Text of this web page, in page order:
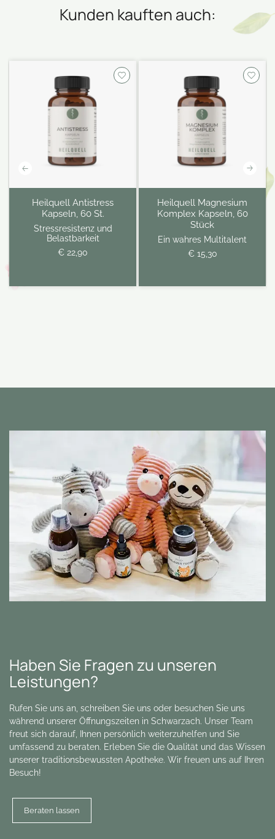
Kunden kauften auch:
Heilquell Antistress
Kapseln, 60 St.
Stressresistenz und
Belastbarkeit
€ 22,90
Heilquell Magnesium
Komplex Kapseln, 60
Stück
Ein wahres Multitalent
€ 15,30
Haben Sie Fragen zu unseren
Leistungen?
Rufen Sie uns an, schreiben Sie uns oder besuchen Sie uns
während unserer Öffnungszeiten in Schwarzach. Unser Team
freut sich darauf, Ihnen persönlich weiterzuhelfen und Sie
umfassend zu beraten. Erleben Sie die Qualität und das Wissen
unserer traditionsbewussten Apotheke. Wir freuen uns auf Ihren
Besuch!
Beraten lassen